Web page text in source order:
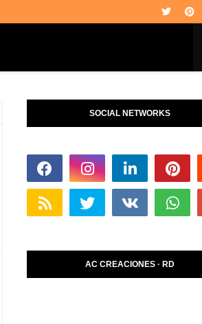
SOCIAL NETWORKS
AC CREACIONES · RD